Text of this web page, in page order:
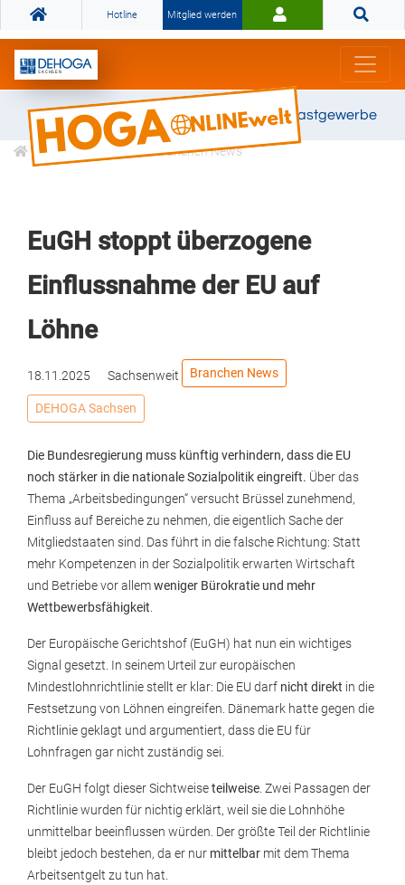
Hotline Mitglied werden
Gemeinsam stark für das Gastgewerbe
Informationen Branchen News
EuGH stoppt überzogene
Einflussnahme der EU auf
Löhne
18.11.2025 Sachsenweit Branchen News
DEHOGA Sachsen
Die Bundesregierung muss künftig verhindern, dass die EU
noch stärker in die nationale Sozialpolitik eingreift. Über das
Thema „Arbeitsbedingungen“ versucht Brüssel zunehmend,
Einfluss auf Bereiche zu nehmen, die eigentlich Sache der
Mitgliedstaaten sind. Das führt in die falsche Richtung: Statt
mehr Kompetenzen in der Sozialpolitik erwarten Wirtschaft
und Betriebe vor allemweniger Bürokratie und mehr
Wettbewerbsfähigkeit
Der Europäische Gerichtshof (EuGH) hat nun ein wichtiges
Signal gesetzt. In seinem Urteil zur europäischen
Mindestlohnrichtlinie stellt er klar: Die EU darf nicht direkt in die
Festsetzung von Löhnen eingreifen. Dänemark hatte gegen die
Richtlinie geklagt und argumentiert, dass die EU für
Lohnfragen gar nicht zuständig sei.
Der EuGH folgt dieser Sichtweiseteilweise . Zwei Passagen der
Richtlinie wurden für nichtig erklärt, weil sie die Lohnhöhe
unmittelbar beeinflussen würden. Der größte Teil der Richtlinie
bleibt jedoch bestehen, da er nur mittelbar mit dem Thema
Arbeitsentgelt zu tun hat.